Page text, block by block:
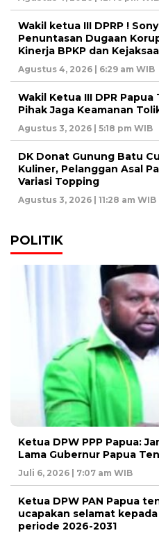
Wakil ketua III DPRP !
Penuntasan Dugaan
Kinerja BPKP dan
Agustus 4, 2026 | 6:29 am WIB
Wakil Ketua III DPR
Pihak Jaga Keamanan
Agustus 3, 2026 | 5:18 pm WIB
DK Donat Gunung Batu
Kuliner, Pelanggan Asal
Variasi Topping
Agustus 3, 2026 | 11:28 am WIB
POLITIK
Ketua DPW PPP Papua:
Lama Gubernur Papua
Juli 6, 2026 | 7:07 am WIB
Ketua DPW PAN Papua
ucapakan selamat
periode 2026-2031